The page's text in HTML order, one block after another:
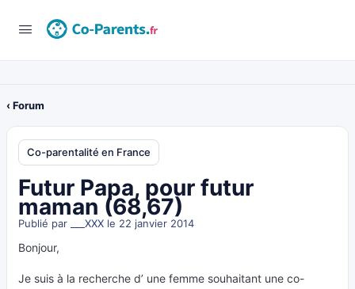
‹ Forum
Co-parentalité en France
Futur Papa, pour futur
maman (68,67)
Publié par ___XXX le 22 janvier 2014
Bonjour,
Je suis à la recherche d’ une femme souhaitant une co-